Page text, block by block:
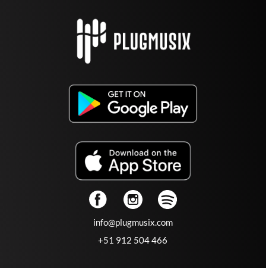
info@plugmusix.com
+51 912 504 466